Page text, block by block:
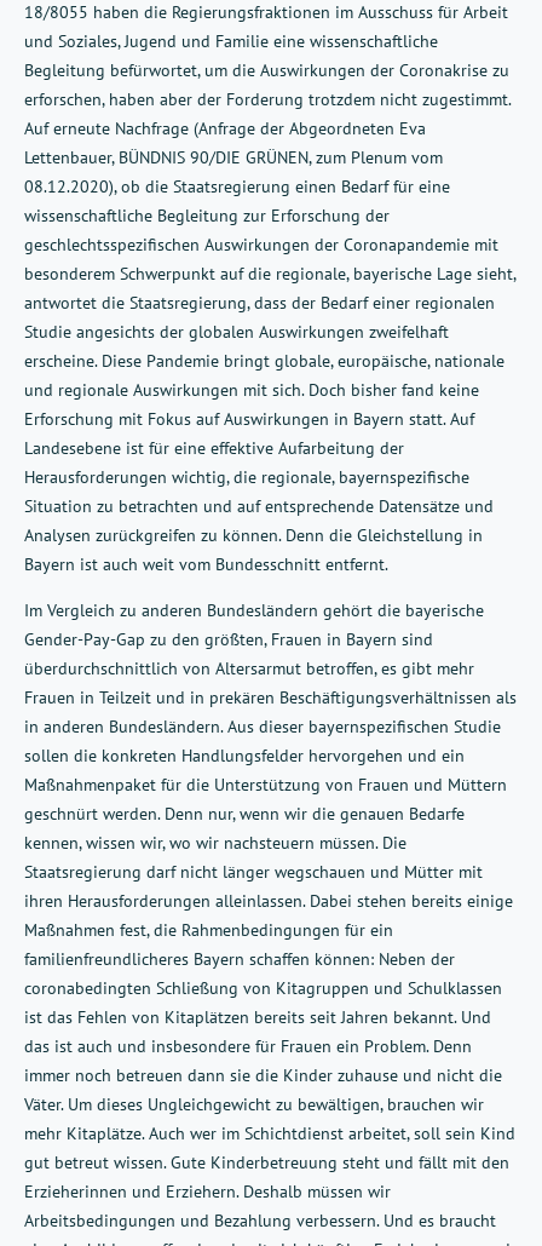
18/8055 haben die Regierungsfraktionen im Ausschuss für Arbeit
und Soziales, Jugend und Familie eine wissenschaftliche
Begleitung befürwortet, um die Auswirkungen der Coronakrise zu
erforschen, haben aber der Forderung trotzdem nicht zugestimmt.
Auf erneute Nachfrage (Anfrage der Abgeordneten Eva
Lettenbauer, BÜNDNIS 90/DIE GRÜNEN, zum Plenum vom
08.12.2020), ob die Staatsregierung einen Bedarf für eine
wissenschaftliche Begleitung zur Erforschung der
geschlechtsspezifischen Auswirkungen der Coronapandemie mit
besonderem Schwerpunkt auf die regionale, bayerische Lage sieht,
antwortet die Staatsregierung, dass der Bedarf einer regionalen
Studie angesichts der globalen Auswirkungen zweifelhaft
erscheine. Diese Pandemie bringt globale, europäische, nationale
und regionale Auswirkungen mit sich. Doch bisher fand keine
Erforschung mit Fokus auf Auswirkungen in Bayern statt. Auf
Landesebene ist für eine effektive Aufarbeitung der
Herausforderungen wichtig, die regionale, bayernspezifische
Situation zu betrachten und auf entsprechende Datensätze und
Analysen zurückgreifen zu können. Denn die Gleichstellung in
Bayern ist auch weit vom Bundesschnitt entfernt.
Im Vergleich zu anderen Bundesländern gehört die bayerische
Gender-Pay-Gap zu den größten, Frauen in Bayern sind
überdurchschnittlich von Altersarmut betroffen, es gibt mehr
Frauen in Teilzeit und in prekären Beschäftigungsverhältnissen als
in anderen Bundesländern. Aus dieser bayernspezifischen Studie
sollen die konkreten Handlungsfelder hervorgehen und ein
Maßnahmenpaket für die Unterstützung von Frauen und Müttern
geschnürt werden. Denn nur, wenn wir die genauen Bedarfe
kennen, wissen wir, wo wir nachsteuern müssen. Die
Staatsregierung darf nicht länger wegschauen und Mütter mit
ihren Herausforderungen alleinlassen. Dabei stehen bereits einige
Maßnahmen fest, die Rahmenbedingungen für ein
familienfreundlicheres Bayern schaffen können: Neben der
coronabedingten Schließung von Kitagruppen und Schulklassen
ist das Fehlen von Kitaplätzen bereits seit Jahren bekannt. Und
das ist auch und insbesondere für Frauen ein Problem. Denn
immer noch betreuen dann sie die Kinder zuhause und nicht die
Väter. Um dieses Ungleichgewicht zu bewältigen, brauchen wir
mehr Kitaplätze. Auch wer im Schichtdienst arbeitet, soll sein Kind
gut betreut wissen. Gute Kinderbetreuung steht und fällt mit den
Erzieherinnen und Erziehern. Deshalb müssen wir
Arbeitsbedingungen und Bezahlung verbessern. Und es braucht